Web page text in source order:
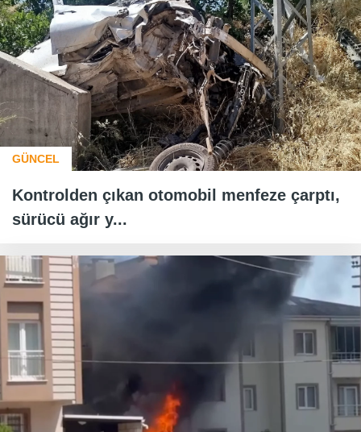
GÜNCEL
Kontrolden çıkan otomobil menfeze çarptı,
sürücü ağır y...